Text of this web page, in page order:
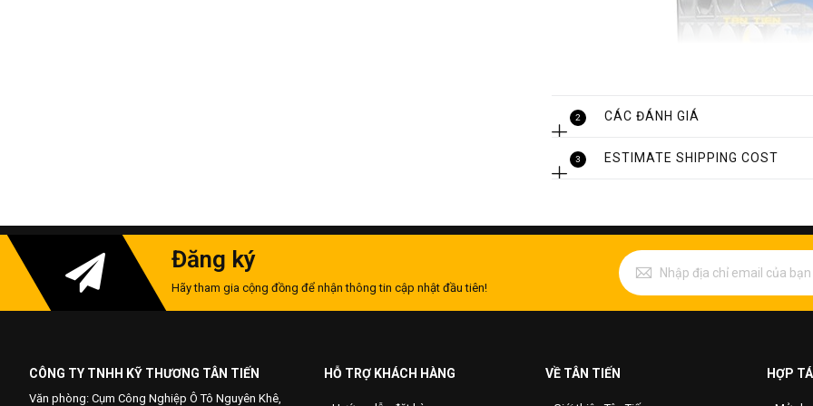
- Tên sản phẩm: Bồn lắp ghép inox, bể
- Chất liệu: inox 304, inox 316
- Độ dày: 0.8mm, 1mm, 1.2mm hoặc
- Dung tích: 700l, 1000l, 1500l,
quá trình sản xuất, hoạt động xây
2 CÁC ĐÁNH GIÁ
3 ESTIMATE SHIPPING COST
Đăng ký
Hãy tham gia cộng đồng để nhận thông tin cập nhật đầu tiên!
CÔNG TY TNHH KỸ THƯƠNG TÂN TIẾN
Văn phòng: Cụm Công Nghiệp Ô Tô Nguyên Khê,
HỖ TRỢ KHÁCH HÀNG VỀ TÂN TIẾN HỢP